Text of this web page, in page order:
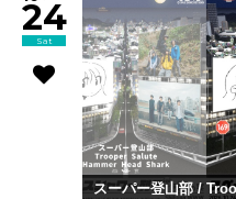
24
Sat
スーパー登山部 /